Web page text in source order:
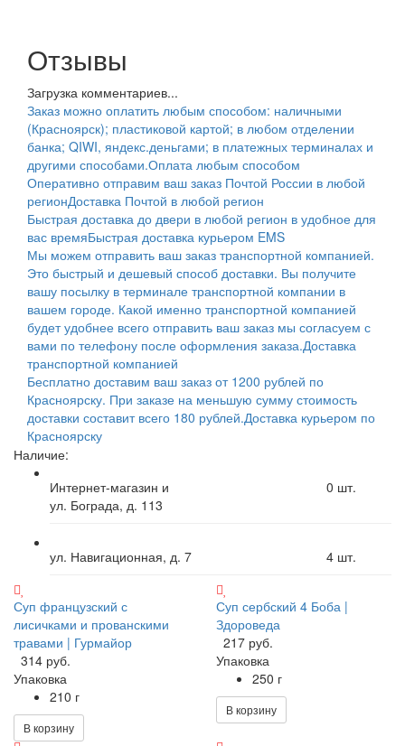
Отзывы
Загрузка комментариев...
Заказ можно оплатить любым способом: наличными
(Красноярск); пластиковой картой; в любом отделении
банка; QIWI, яндекс.деньгами; в платежных терминалах и
другими способами.Оплата любым способом
Оперативно отправим ваш заказ Почтой России в любой
регионДоставка Почтой в любой регион
Быстрая доставка до двери в любой регион в удобное для
вас времяБыстрая доставка курьером EMS
Мы можем отправить ваш заказ транспортной компанией.
Это быстрый и дешевый способ доставки. Вы получите
вашу посылку в терминале транспортной компании в
вашем городе. Какой именно транспортной компанией
будет удобнее всего отправить ваш заказ мы согласуем с
вами по телефону после оформления заказа.Доставка
транспортной компанией
Бесплатно доставим ваш заказ от 1200 рублей по
Красноярску. При заказе на меньшую сумму стоимость
доставки составит всего 180 рублей.Доставка курьером по
Красноярску
Наличие:
Интернет-магазин и
ул. Бограда, д. 113
0 шт.
ул. Навигационная, д. 7 4 шт.
Суп французский с
лисичками и прованскими
травами | Гурмайор
314 руб.
Упаковка
210 г
В корзину
Суп сербский 4 Боба |
Здороведа
217 руб.
Упаковка
250 г
В корзину